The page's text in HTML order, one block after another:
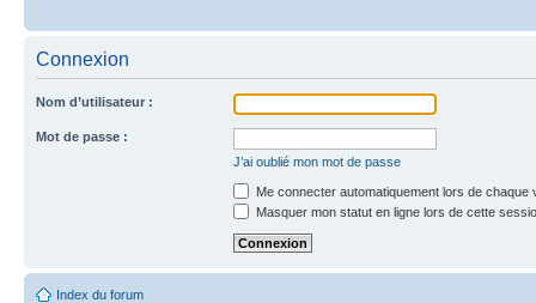
Connexion
Nom d’utilisateur :
Mot de passe :
J’ai oublié mon mot de passe
Me connecter automatiquement lors de chaque
Masquer mon statut en ligne lors de cette
Index du forum